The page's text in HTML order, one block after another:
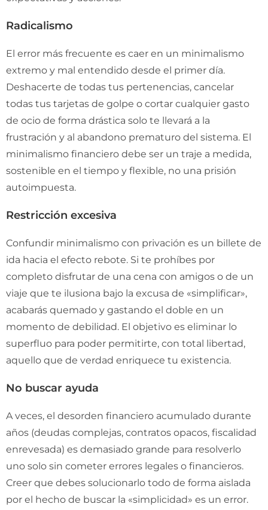
Radicalismo
El error más frecuente es caer en un minimalismo
extremo y mal entendido desde el primer día.
Deshacerte de todas tus pertenencias, cancelar
todas tus tarjetas de golpe o cortar cualquier gasto
de ocio de forma drástica solo te llevará a la
frustración y al abandono prematuro del sistema. El
minimalismo financiero debe ser un traje a medida,
sostenible en el tiempo y flexible, no una prisión
autoimpuesta.
Restricción excesiva
Confundir minimalismo con privación es un billete de
ida hacia el efecto rebote. Si te prohíbes por
completo disfrutar de una cena con amigos o de un
viaje que te ilusiona bajo la excusa de «simplificar»,
acabarás quemado y gastando el doble en un
momento de debilidad. El objetivo es eliminar lo
superfluo para poder permitirte, con total libertad,
aquello que de verdad enriquece tu existencia.
No buscar ayuda
A veces, el desorden financiero acumulado durante
años (deudas complejas, contratos opacos, fiscalidad
enrevesada) es demasiado grande para resolverlo
uno solo sin cometer errores legales o financieros.
Creer que debes solucionarlo todo de forma aislada
por el hecho de buscar la «simplicidad» es un error.